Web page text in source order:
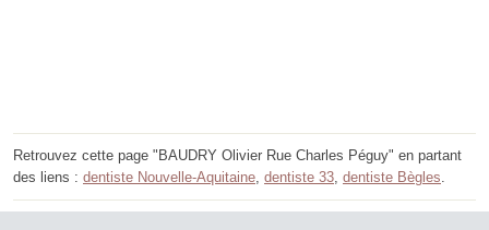
Retrouvez cette page "BAUDRY Olivier Rue Charles Péguy" en partant
des liens : dentiste Nouvelle-Aquitaine, dentiste 33, dentiste Bègles.